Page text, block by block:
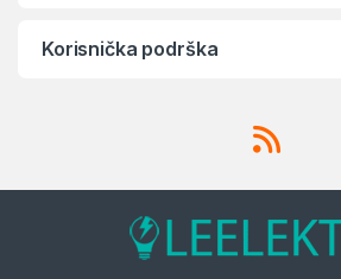
Korisnička podrška